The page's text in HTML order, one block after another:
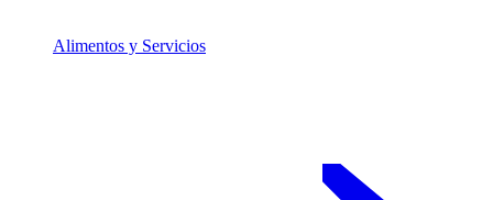
Alimentos y Servicios